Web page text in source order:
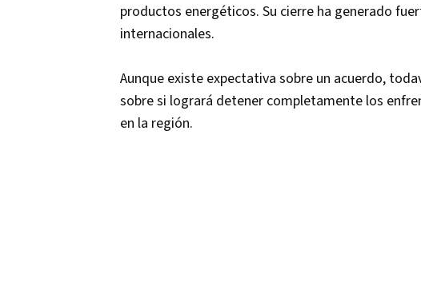
productos energéticos. Su cierre ha generado
internacionales.
Aunque existe expectativa sobre un acuerdo,
sobre si logrará detener completamente los
en la región.